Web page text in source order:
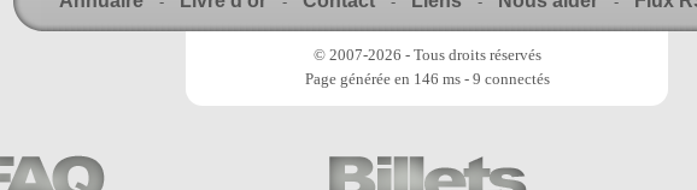
© 2007-2026 - Tous droits réservés
Page générée en 146 ms - 9 connectés